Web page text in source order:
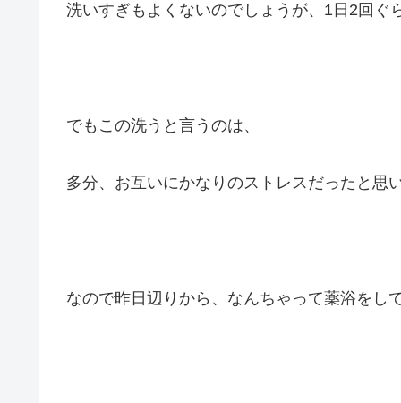
洗いすぎもよくないのでしょうが、1日2回ぐ
でもこの洗うと言うのは、
多分、お互いにかなりのストレスだったと思い
なので昨日辺りから、なんちゃって薬浴をし